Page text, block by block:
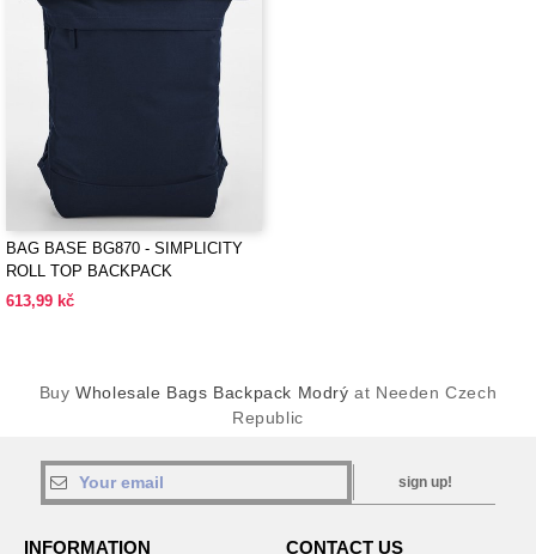
BAG BASE BG870 - SIMPLICITY
ROLL TOP BACKPACK
613,99 kč
BuyWholesale Bags Backpack Modrý at Needen Czech
Republic
sign up!
INFORMATION CONTACT US